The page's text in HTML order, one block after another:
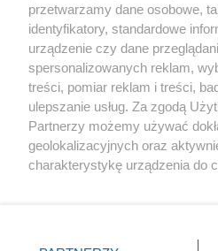
Kultura
X Facebook
przetwarzamy dane osobowe,
identyfikatory, standardowe
urządzenie czy dane
spersonalizowanych reklam,
treści, pomiar reklam i treści,
ulepszanie usług. Za zgodą
Partnerzy możemy używać
geolokalizacyjnych oraz
charakterystykę urządzenia do
zmienić/wycofać klikając